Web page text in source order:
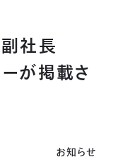
社長
が掲載さ
お知らせ